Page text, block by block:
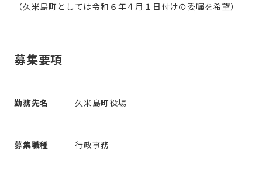
（久米島町としては令和６年４月１日付けの委嘱を希望）
募集要項
勤務先名 久米島町役場
募集職種 行政事務